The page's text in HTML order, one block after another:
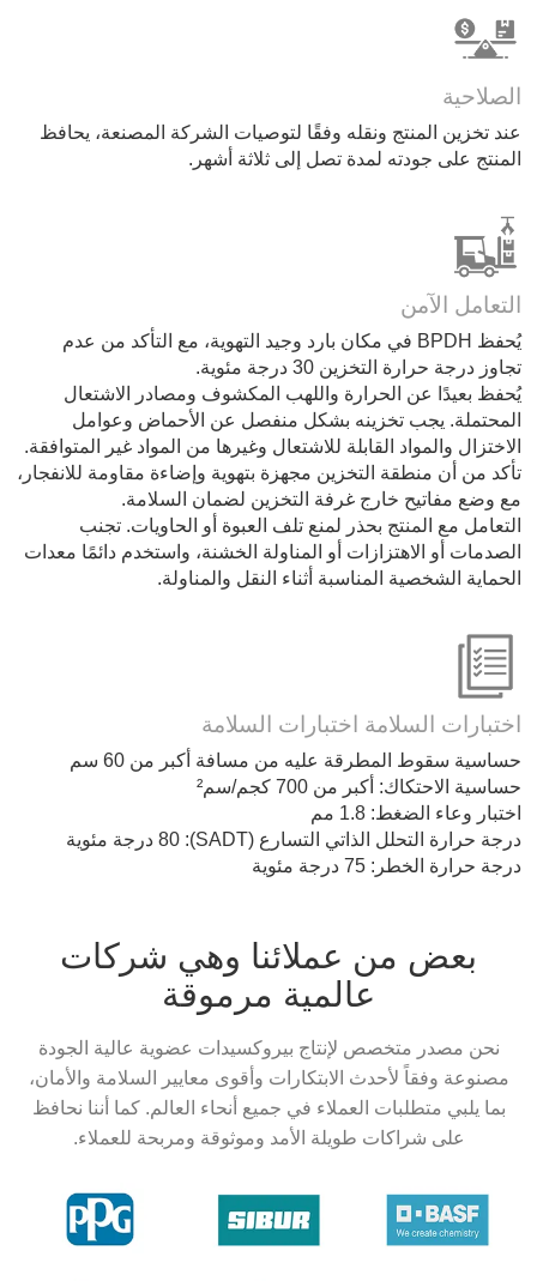
الصلاحية
عند تخزين المنتج ونقله وفقًا لتوصيات الشركة المصنعة، يحافظ
المنتج على جودته لمدة تصل إلى ثلاثة أشهر.
التعامل الآمن
يُحفظ BPDH في مكان بارد وجيد التهوية، مع التأكد من عدم
تجاوز درجة حرارة التخزين 30 درجة مئوية.
يُحفظ بعيدًا عن الحرارة واللهب المكشوف ومصادر الاشتعال
المحتملة. يجب تخزينه بشكل منفصل عن الأحماض وعوامل
الاختزال والمواد القابلة للاشتعال وغيرها من المواد غير المتوافقة.
تأكد من أن منطقة التخزين مجهزة بتهوية وإضاءة مقاومة للانفجار،
مع وضع مفاتيح خارج غرفة التخزين لضمان السلامة.
التعامل مع المنتج بحذر لمنع تلف العبوة أو الحاويات. تجنب
الصدمات أو الاهتزازات أو المناولة الخشنة، واستخدم دائمًا معدات
الحماية الشخصية المناسبة أثناء النقل والمناولة.
اختبارات السلامة اختبارات السلامة
حساسية سقوط المطرقة عليه من مسافة أكبر من 60 سم
حساسية الاحتكاك: أكبر من 700 كجم/سم²
اختبار وعاء الضغط: 1.8 مم
درجة حرارة التحلل الذاتي التسارع (SADT): 80 درجة مئوية
درجة حرارة الخطر: 75 درجة مئوية
بعض من عملائنا وهي شركات
عالمية مرموقة
نحن مصدر متخصص لإنتاج بيروكسيدات عضوية عالية الجودة
مصنوعة وفقاً لأحدث الابتكارات وأقوى معايير السلامة والأمان،
بما يلبي متطلبات العملاء في جميع أنحاء العالم. كما أننا نحافظ
على شراكات طويلة الأمد وموثوقة ومربحة للعملاء.